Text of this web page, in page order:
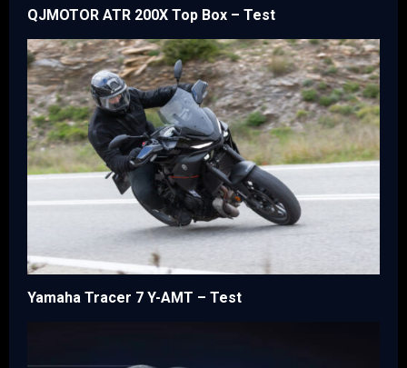
QJMOTOR ATR 200X Top Box – Test
Yamaha Tracer 7 Y-AMT – Test